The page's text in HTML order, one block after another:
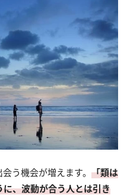
う機会が増えます。 「類は
、波動が合う人とは引き